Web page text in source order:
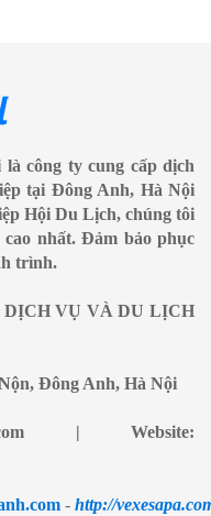
công ty cung cấp dịch
tại Đông Anh, Hà Nội
Hội Du Lịch, chúng tôi
nhất. Đảm bảo phục
trình.
DỊCH VỤ VÀ DU LỊCH
Đông Anh, Hà Nội
| Website:
- http://